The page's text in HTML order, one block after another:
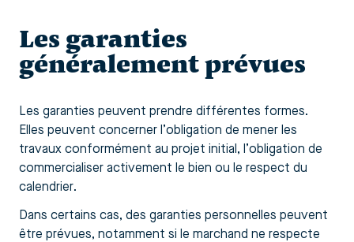
Les garanties
généralement prévues
Les garanties peuvent prendre différentes formes.
Elles peuvent concerner l’obligation de mener les
travaux conformément au projet initial, l’obligation de
commercialiser activement le bien ou le respect du
calendrier.
Dans certains cas, des garanties personnelles peuvent
être prévues, notamment si le marchand ne respecte